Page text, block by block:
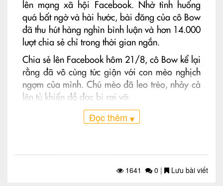
lên mạng xã hội Facebook. Nhờ tình huống
quá bất ngờ và hài hước, bài đăng của cô Bow
đã thu hút hàng nghìn bình luận và hơn 14.000
lượt chia sẻ chỉ trong thời gian ngắn.
Chia sẻ lên Facebook hôm 21/8, cô Bow kể lại
rằng đã vô cùng tức giận với con mèo nghịch
ngợm của mình. Chú mèo đã leo trèo, nhảy cả
lên tủ khiến đồ đạc bị rơi vỡ.
Tuy nhiên lần này, cô Bow lại cảm thấy biết ơn
Đọc thêm ▾
1641 0 | Lưu bài viết